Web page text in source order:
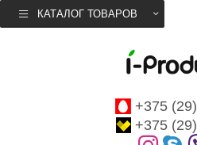
КАТАЛОГ ТОВАРОВ
+375 (29)
+375 (29)